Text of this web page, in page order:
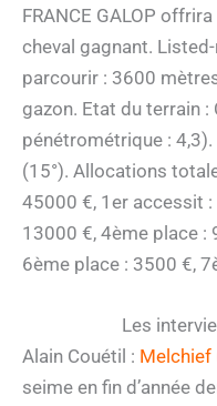
FRANCE GALOP
cheval gagnant.
parcourir : 3600
gazon. Etat du terrain
pénétrométrique :
(15°). Allocations
45000 €, 1er accessit
13000 €, 4ème place :
6ème place : 3500 €,
Les
Alain Couétil : Melchief
seime en fin d’année